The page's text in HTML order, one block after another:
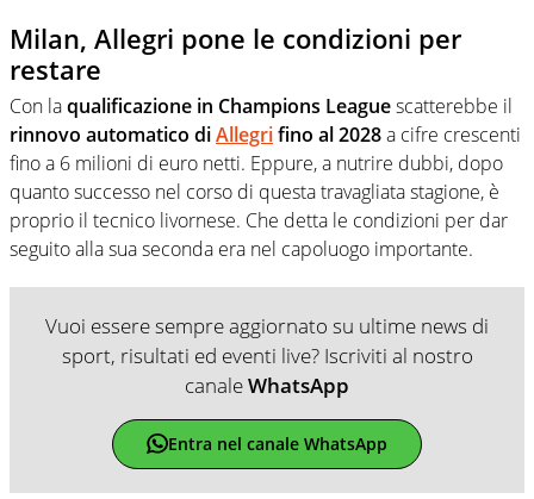
Milan, Allegri pone le condizioni per
restare
Con laqualificazione in Champions Leaguescatterebbe il
rinnovo automatico diAllegrifino al 2028a cifre crescenti
fino a 6 milioni di euro netti. Eppure, a nutrire dubbi, dopo
quanto successo nel corso di questa travagliata stagione, è
proprio il tecnico livornese. Che detta le condizioni per dar
seguito alla sua seconda era nel capoluogo importante.
Vuoi essere sempre aggiornato su ultime news di
sport, risultati ed eventi live? Iscriviti al nostro
canaleWhatsApp
Entra nel canale WhatsApp